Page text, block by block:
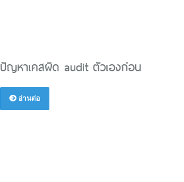
ปัญหาเคสผิด audit ตัวเองก่อน
อ่านต่อ